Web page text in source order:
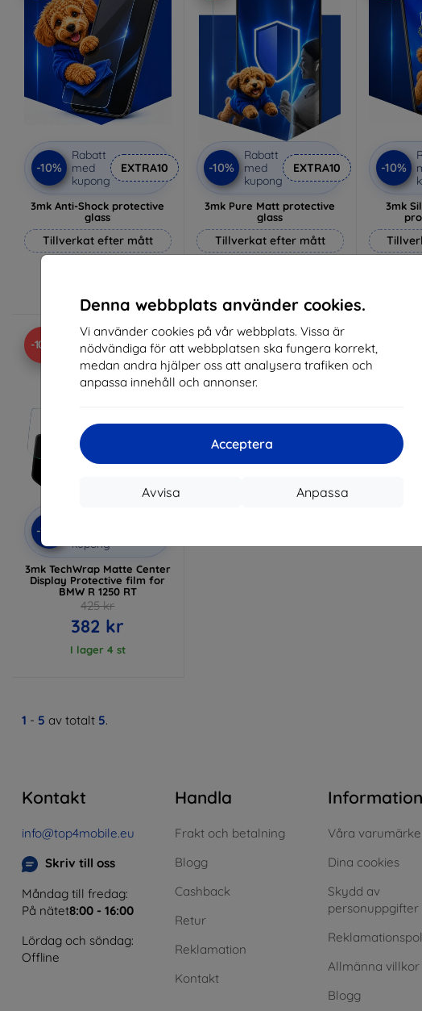
Denna webbplats använder cookies.
Vi använder cookies på vår webbplats. Vissa är
nödvändiga för att webbplatsen ska fungera korrekt,
medan andra hjälper oss att analysera trafiken och
anpassa innehåll och annonser.
Acceptera
Anpassa
Avvisa
-10%
Rabatt
med
kupong
EXTRA10
3mk Anti-Shock protective
glass
Tillverkat efter mått
I lager > 5 st
-10%
Rabatt
med
kupong
EXTRA10
3mk Pure Matt protective
glass
Tillverkat efter mått
I lager > 5 st
-10%
3mk
I
-10%
-10%
kupong
3mk TechWrap Matte Center
Display Protective film for
BMW R 1250 RT
425 kr
382 kr
I lager 4 st
1 - 5 av totalt 5.
Kontakt
info@top4mobile.eu
Skriv till oss
Måndag till fredag:
På nätet8:00 - 16:00
Lördag och söndag:
Offline
Handla
Frakt och betalning
Blogg
Cashback
Retur
Reklamation
Kontakt
Information
Våra
Dina cookies
Skydd av
personuppgifter
Allmänna villkor
Blogg